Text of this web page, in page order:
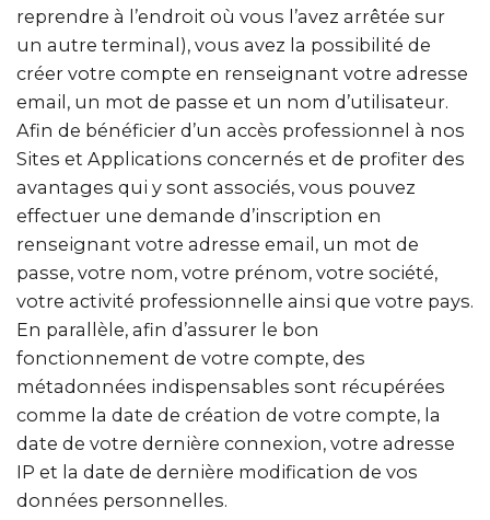
reprendre à l’endroit où vous l’avez arrêtée sur
un autre terminal), vous avez la possibilité de
créer votre compte en renseignant votre adresse
email, un mot de passe et un nom d’utilisateur.
Afin de bénéficier d’un accès professionnel à nos
Sites et Applications concernés et de profiter des
avantages qui y sont associés, vous pouvez
effectuer une demande d’inscription en
renseignant votre adresse email, un mot de
passe, votre nom, votre prénom, votre société,
votre activité professionnelle ainsi que votre pays.
En parallèle, afin d’assurer le bon
fonctionnement de votre compte, des
métadonnées indispensables sont récupérées
comme la date de création de votre compte, la
date de votre dernière connexion, votre adresse
IP et la date de dernière modification de vos
données personnelles.